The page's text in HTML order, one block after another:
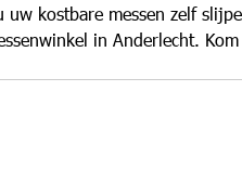
kostbare messen zelf
in Anderlecht.